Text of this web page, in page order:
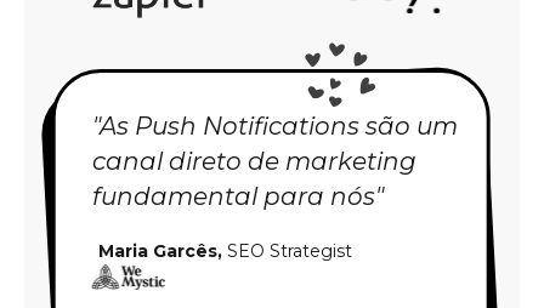
"As Push Notifications são um
canal direto de marketing
fundamental para nós"
Maria Garcês,SEO Strategist